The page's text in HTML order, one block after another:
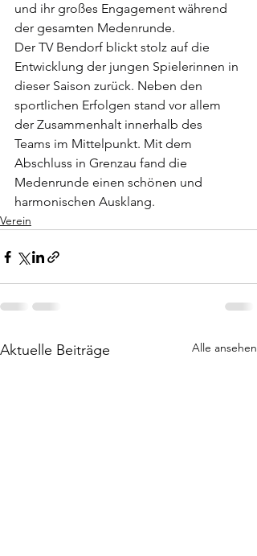
und ihr großes Engagement während
der gesamten Medenrunde.
Der TV Bendorf blickt stolz auf die
Entwicklung der jungen Spielerinnen in
dieser Saison zurück. Neben den
sportlichen Erfolgen stand vor allem
der Zusammenhalt innerhalb des
Teams im Mittelpunkt. Mit dem
Abschluss in Grenzau fand die
Medenrunde einen schönen und
harmonischen Ausklang.
Verein
Aktuelle Beiträge Alle ansehen